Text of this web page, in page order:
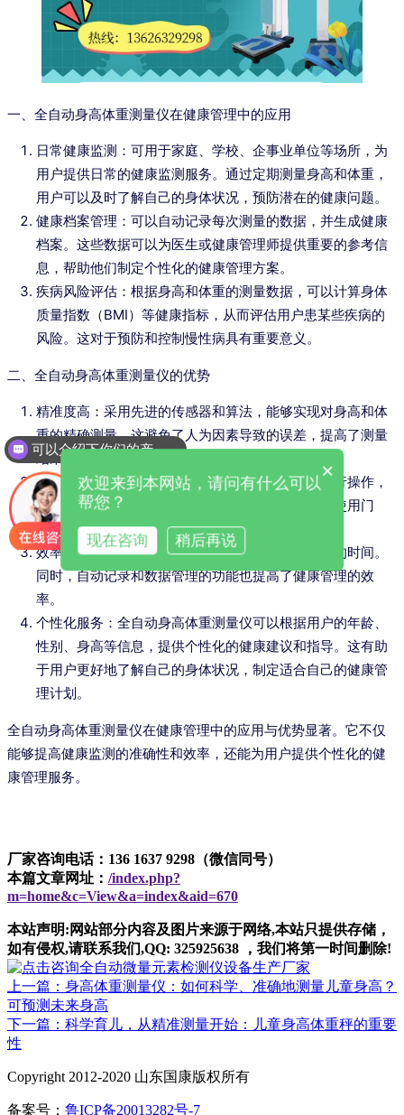
一、全自动身高体重测量仪在健康管理中的应用
日常健康监测：可用于家庭、学校、企事业单位等场所，为
用户提供日常的健康监测服务。通过定期测量身高和体重，
用户可以及时了解自己的身体状况，预防潜在的健康问题。
健康档案管理：可以自动记录每次测量的数据，并生成健康
档案。这些数据可以为医生或健康管理师提供重要的参考信
息，帮助他们制定个性化的健康管理方案。
疾病风险评估：根据身高和体重的测量数据，可以计算身体
质量指数（BMI）等健康指标，从而评估用户患某些疾病的
风险。这对于预防和控制慢性病具有重要意义。
二、全自动身高体重测量仪的优势
精准度高：采用先进的传感器和算法，能够实现对身高和体
重的精确测量。这避免了人为因素导致的误差，提高了测量
结果的可靠性。
操作简便：采用智能化设计，用户只需按照提示进行操作，
即可完成测量。无需专业技能或特殊培训，降低了使用门
槛。
效率高：可以快速完成测量过程，大大节省了用户的时间。
同时，自动记录和数据管理的功能也提高了健康管理的效
率。
个性化服务：全自动身高体重测量仪可以根据用户的年龄、
性别、身高等信息，提供个性化的健康建议和指导。这有助
于用户更好地了解自己的身体状况，制定适合自己的健康管
理计划。
全自动身高体重测量仪在健康管理中的应用与优势显著。它不仅
能够提高健康监测的准确性和效率，还能为用户提供个性化的健
康管理服务。
厂家咨询电话：136 1637 9298（微信同号）
本篇文章网址： /index.php?
m=home&c=View&a=index&aid=670
本站声明:网站部分内容及图片来源于网络,本站只提供存储，
如有侵权,请联系我们,QQ: 325925638 ，我们将第一时间删除!
上一篇：身高体重测量仪：如何科学、准确地测量儿童身高？
可预测未来身高
下一篇：科学育儿，从精准测量开始：儿童身高体重秤的重要
性
Copyright 2012-2020 山东国康版权所有
备案号： 鲁ICP备20013282号-7
可以介绍下你们的产品么
×
欢迎来到本网站，请问有什么可以
帮您？
现在咨询 稍后再说